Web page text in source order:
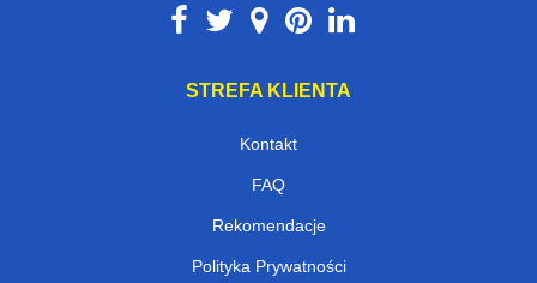
STREFA KLIENTA
Kontakt
FAQ
Rekomendacje
Polityka Prywatności